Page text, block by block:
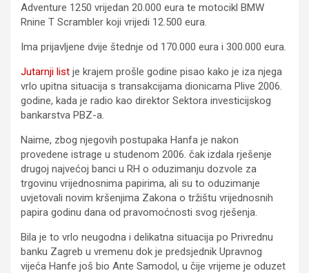
Adventure 1250 vrijedan 20.000 eura te motocikl BMW
Rnine T Scrambler koji vrijedi 12.500 eura.
Ima prijavljene dvije štednje od 170.000 eura i 300.000 eura.
Jutarnji list je krajem prošle godine pisao kako je iza njega
vrlo upitna situacija s transakcijama dionicama Plive 2006.
godine, kada je radio kao direktor Sektora investicijskog
bankarstva PBZ-a.
Naime, zbog njegovih postupaka Hanfa je nakon
provedene istrage u studenom 2006. čak izdala rješenje
drugoj najvećoj banci u RH o oduzimanju dozvole za
trgovinu vrijednosnima papirima, ali su to oduzimanje
uvjetovali novim kršenjima Zakona o tržištu vrijednosnih
papira godinu dana od pravomoćnosti svog rješenja.
Bila je to vrlo neugodna i delikatna situacija po Privrednu
banku Zagreb u vremenu dok je predsjednik Upravnog
vijeća Hanfe još bio Ante Samodol, u čije vrijeme je oduzet